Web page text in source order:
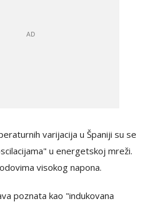
varijacija u Španiji su se
u energetskoj mreži.
visokog napona.
poznata kao "indukovana